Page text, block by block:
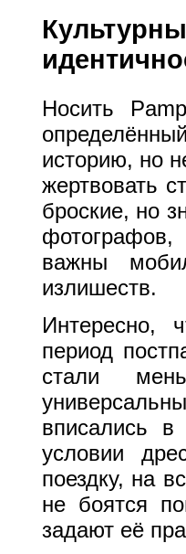
Носить
историю, но
жертвовать
броские, но
важны
излишеств.
Интересно,
период
стали
вписались
условии
поездку, на
не боятся
задают её